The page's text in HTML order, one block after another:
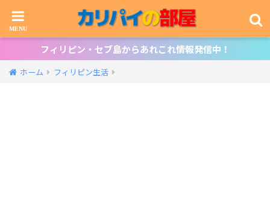
フィリピン・セブ島からあれこれ情報発信中！
ホーム フィリピン生活